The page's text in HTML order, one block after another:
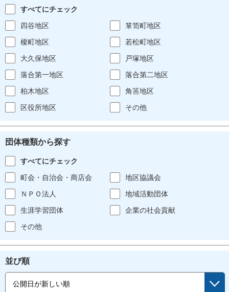
すべてにチェック
四谷地区
箪笥町地区
榎町地区
若松町地区
大久保地区
戸塚地区
落合第一地区
落合第二地区
柏木地区
角筈地区
区役所地区
その他
団体種類から探す
すべてにチェック
町会・自治会・商店会
地区協議会
ＮＰＯ法人
地域活動団体
生涯学習団体
企業の社会貢献
その他
並び順